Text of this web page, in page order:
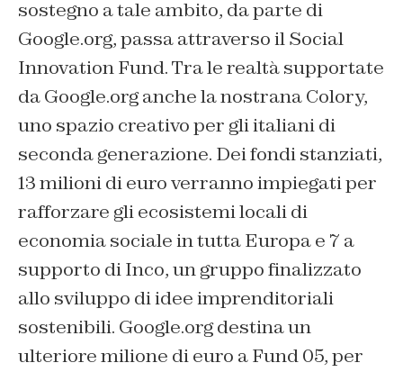
sostegno a tale ambito, da parte di
Google.org, passa attraverso il Social
Innovation Fund. Tra le realtà supportate
da Google.org anche la nostrana Colory,
uno spazio creativo per gli italiani di
seconda generazione. Dei fondi stanziati,
13 milioni di euro verranno impiegati per
rafforzare gli ecosistemi locali di
economia sociale in tutta Europa e 7 a
supporto di Inco, un gruppo finalizzato
allo sviluppo di idee imprenditoriali
sostenibili. Google.org destina un
ulteriore milione di euro a Fund 05, per